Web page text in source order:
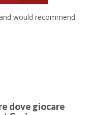
would recommend
dove giocare